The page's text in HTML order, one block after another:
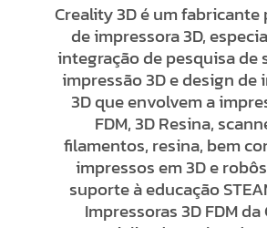
Creality 3D é um
de impressora 3D,
integração de pesquisa de
impressão 3D e design de
3D que envolvem a
FDM, 3D Resina,
filamentos, resina, bem
impressos em 3D e
suporte à educação
Impressoras 3D FDM